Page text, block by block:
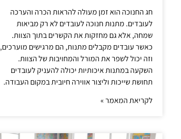
חג החנוכה הוא זמן מעולה להראות הכרה והערכה
לעובדים. מתנות חנוכה לעובדים לא רק מביאות
שמחה, אלא גם מחזקות את הקשרים בתוך הצוות.
כאשר עובדים מקבלים מתנות, הם מרגישים מוערכים,
וזה יכול לשפר את המורל והמחויבות של הצוות.
השקעה במתנות איכותיות יכולה להעניק לעובדים
תחושת שייכות וליצור אווירה חיובית במקום העבודה.
לקריאת המאמר »